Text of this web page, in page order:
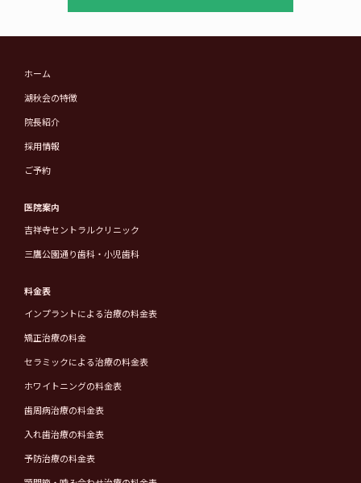
ホーム
湖秋会の特徴
院長紹介
採用情報
ご予約
医院案内
吉祥寺セントラルクリニック
三鷹公園通り歯科・小児歯科
料金表
インプラントによる治療の料金表
矯正治療の料金
セラミックによる治療の料金表
ホワイトニングの料金表
歯周病治療の料金表
入れ歯治療の料金表
予防治療の料金表